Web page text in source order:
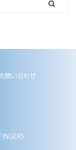
お問い合わせ